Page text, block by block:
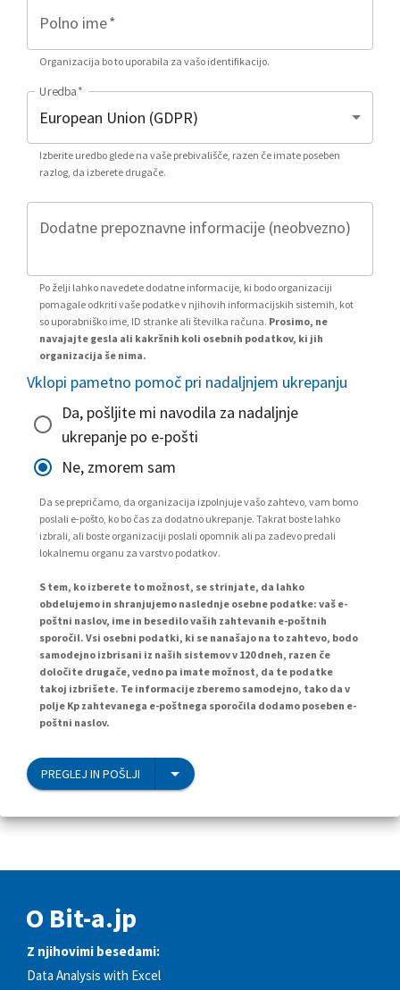
Polno ime*
Organizacija bo to uporabila za vašo identifikacijo.
Uredba*
Izberite uredbo glede na vaše prebivališče, razen če imate poseben
razlog, da izberete drugače.
Dodatne prepoznavne informacije (neobvezno)
Po želji lahko navedete dodatne informacije, ki bodo organizaciji
pomagale odkriti vaše podatke v njihovih informacijskih sistemih, kot
so uporabniško ime, ID stranke ali številka računa. Prosimo, ne
navajajte gesla ali kakršnih koli osebnih podatkov, ki jih
organizacija še nima.
Vklopi pametno pomoč pri nadaljnjem ukrepanju
Da, pošljite mi navodila za nadaljnje
ukrepanje po e-pošti
Ne, zmorem sam
Da se prepričamo, da organizacija izpolnjuje vašo zahtevo, vam bomo
poslali e-pošto, ko bo čas za dodatno ukrepanje. Takrat boste lahko
izbrali, ali boste organizaciji poslali opomnik ali pa zadevo predali
lokalnemu organu za varstvo podatkov.
S tem, ko izberete to možnost, se strinjate, da lahko
obdelujemo in shranjujemo naslednje osebne podatke: vaš e-
poštni naslov, ime in besedilo vaših zahtevanih e-poštnih
sporočil. Vsi osebni podatki, ki se nanašajo na to zahtevo, bodo
samodejno izbrisani iz naših sistemov v 120 dneh, razen če
določite drugače, vedno pa imate možnost, da te podatke
takoj izbrišete. Te informacije zberemo samodejno, tako da v
polje Kp zahtevanega e-poštnega sporočila dodamo poseben e-
poštni naslov.
PREGLEJ IN POŠLJI
O Bit-a.jp
Z njihovimi besedami:
Data Analysis with Excel